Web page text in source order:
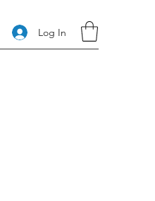
Log In